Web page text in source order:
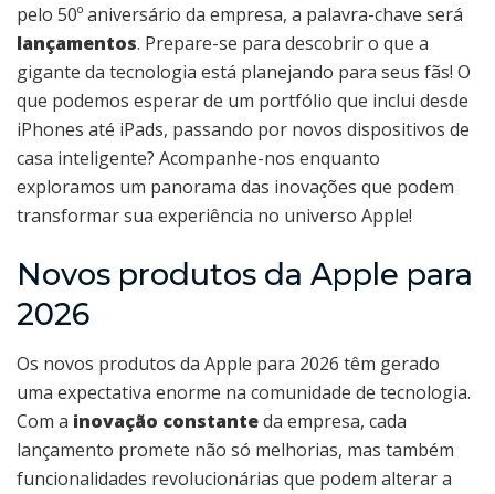
pelo 50º aniversário da empresa, a palavra-chave será
lançamentos. Prepare-se para descobrir o que a
gigante da tecnologia está planejando para seus fãs! O
que podemos esperar de um portfólio que inclui desde
iPhones até iPads, passando por novos dispositivos de
casa inteligente? Acompanhe-nos enquanto
exploramos um panorama das inovações que podem
transformar sua experiência no universo Apple!
Novos produtos da Apple para
2026
Os novos produtos da Apple para 2026 têm gerado
uma expectativa enorme na comunidade de tecnologia.
Com a inovação constanteda empresa, cada
lançamento promete não só melhorias, mas também
funcionalidades revolucionárias que podem alterar a